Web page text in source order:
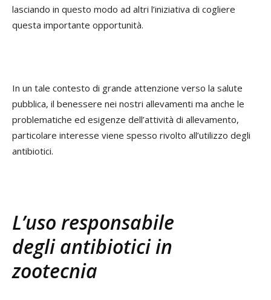
lasciando in questo modo ad altri l’iniziativa di cogliere
questa importante opportunità.
In un tale contesto di grande attenzione verso la salute
pubblica, il benessere nei nostri allevamenti ma anche le
problematiche ed esigenze dell’attività di allevamento,
particolare interesse viene spesso rivolto all’utilizzo degli
antibiotici.
L’uso responsabile
degli antibiotici in
zootecnia